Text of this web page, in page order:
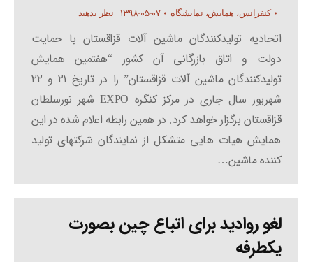
کنفرانس، همایش، نمایشگاه ۱۳۹۸-۰۵-۰۷ نظر بدهید
اتحادیه تولیدکنندگان ماشین آلات قزاقستان با حمایت
دولت و اتاق بازرگانی آن کشور “هفتمین همایش
تولیدکنندگان ماشین آلات قزاقستان” را در تاریخ ۲۱ و ۲۲
شهریور سال جاری در مرکز کنگره EXPO شهر نورسلطان
قزاقستان برگزار خواهد کرد. در همین رابطه اعلام شده در این
همایش هیات هایی متشکل از نمایندگان شرکتهای تولید
کننده ماشین…
لغو روادید برای اتباع چین بصورت
یکطرفه